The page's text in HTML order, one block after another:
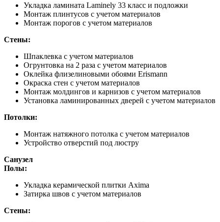
Укладка ламината Laminely 33 класс и подложки
Монтаж плинтусов с учетом материалов
Монтаж порогов с учетом материалов
Стены:
Шпаклевка с учетом материалов
Огрунтовка на 2 раза с учетом материалов
Оклейка флизелиновыми обоями Erismann
Окраска стен с учетом материалов
Монтаж молдингов и карнизов с учетом материалов
Установка ламинированных дверей с учетом материалов
Потолки:
Монтаж натяжного потолка с учетом материалов
Устройство отверстий под люстру
Санузел
Полы:
Укладка керамической плитки Axima
Затирка швов с учетом материалов
Стены: